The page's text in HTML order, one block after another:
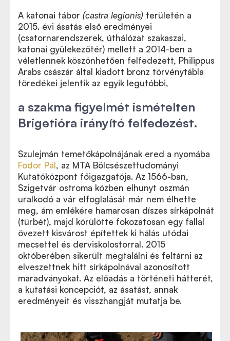
A katonai tábor (castra legionis) területén a
2015. évi ásatás első eredményei
(csatornarendszerek, úthálózat szakaszai,
katonai gyülekezőtér) mellett a 2014-ben a
véletlennek köszönhetően felfedezett, Philippus
Arabs császár által kiadott bronz törvénytábla
töredékei jelentik az egyik legutóbbi,
a szakma figyelmét ismételten
Brigetióra irányító felfedezést.
Szulejmán temetőkápolnájának ered a nyomába
Fodor Pál, az MTA Bölcsészettudományi
Kutatóközpont főigazgatója. Az 1566-ban,
Szigetvár ostroma közben elhunyt oszmán
uralkodó a vár elfoglalását már nem élhette
meg, ám emlékére hamarosan díszes sírkápolnát
(türbét), majd körülötte fokozatosan egy fallal
övezett kisvárost építettek ki hálás utódai
mecsettel és derviskolostorral. 2015
októberében sikerült megtalálni és feltárni az
elveszettnek hitt sírkápolnával azonosított
maradványokat. Az előadás a történeti hátterét,
a kutatási koncepciót, az ásatást, annak
eredményeit és visszhangját mutatja be.